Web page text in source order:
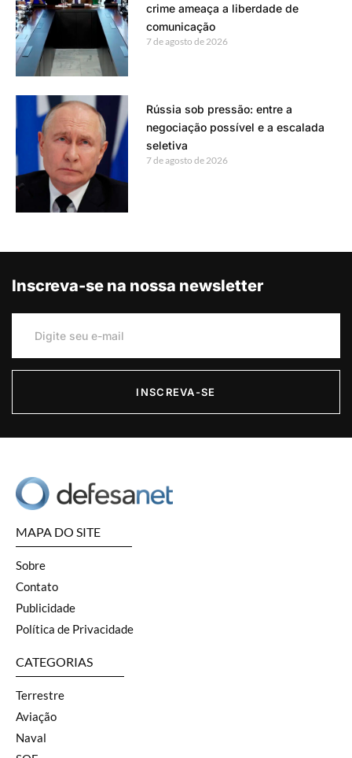
crime ameaça a liberdade de
comunicação
7 de agosto de 2026
Rússia sob pressão: entre a
negociação possível e a escalada
seletiva
7 de agosto de 2026
Inscreva-se na nossa newsletter
INSCREVA-SE
MAPA DO SITE
Sobre
Contato
Publicidade
Política de Privacidade
CATEGORIAS
Terrestre
Aviação
Naval